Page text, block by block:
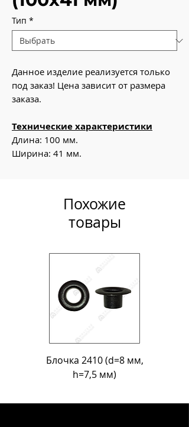
Тип *
Данное изделие реализуется только
под заказ! Цена зависит от размера
заказа.
Технические характеристики
Длина: 100 мм.
Ширина: 41 мм.
Похожие
товары
Блочка 2410 (d=8 мм,
h=7,5 мм)